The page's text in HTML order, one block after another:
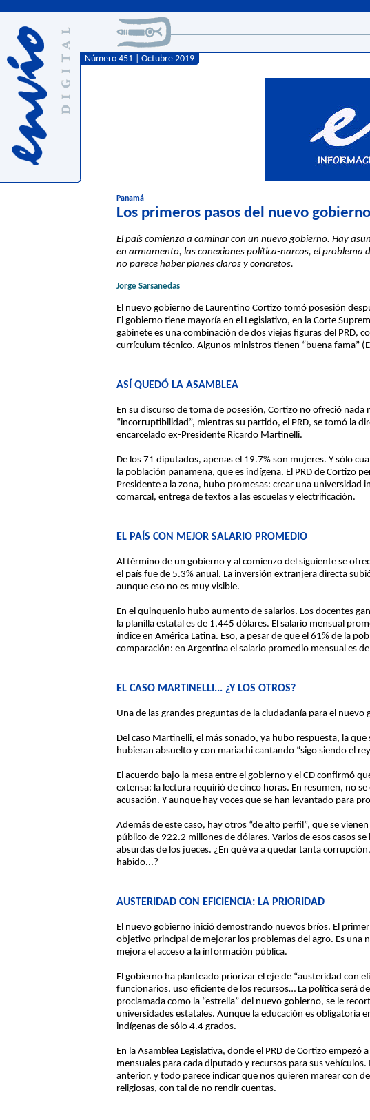
Número 451 | Octubre 2019
Panamá
Los primeros pasos del nuevo gobierno
El país comienza a caminar con un nuevo gobierno. Hay
en armamento, las conexiones política-narcos, el
no parece haber planes claros y concretos.
Jorge Sarsanedas
El nuevo gobierno de Laurentino Cortizo tomó posesión
El gobierno tiene mayoría en el Legislativo, en la Corte
gabinete es una combinación de dos viejas figuras del PRD,
currículum técnico. Algunos ministros tienen “buena fama”
ASÍ QUEDÓ LA ASAMBLEA
En su discurso de toma de posesión, Cortizo no ofreció nada
“incorruptibilidad”, mientras su partido, el PRD, se tomó la
encarcelado ex-Presidente Ricardo Martinelli.
De los 71 diputados, apenas el 19.7% son mujeres. Y sólo
la población panameña, que es indígena. El PRD de Cortizo
Presidente a la zona, hubo promesas: crear una universidad
comarcal, entrega de textos a las escuelas y electrificación.
EL PAÍS CON MEJOR SALARIO PROMEDIO
Al término de un gobierno y al comienzo del siguiente se
el país fue de 5.3% anual. La inversión extranjera directa
aunque eso no es muy visible.
En el quinquenio hubo aumento de salarios. Los docentes
la planilla estatal es de 1,445 dólares. El salario mensual
índice en América Latina. Eso, a pesar de que el 61% de la
comparación: en Argentina el salario promedio mensual es
EL CASO MARTINELLI... ¿Y LOS OTROS?
Una de las grandes preguntas de la ciudadanía para el
Del caso Martinelli, el más sonado, ya hubo respuesta, la
hubieran absuelto y con mariachi cantando “sigo siendo el
El acuerdo bajo la mesa entre el gobierno y el CD confirmó
extensa: la lectura requirió de cinco horas. En resumen, no
acusación. Y aunque hay voces que se han levantado para
Además de este caso, hay otros “de alto perfil”, que se
público de 922.2 millones de dólares. Varios de esos casos
absurdas de los jueces. ¿En qué va a quedar tanta
habido...?
AUSTERIDAD CON EFICIENCIA: LA PRIORIDAD
El nuevo gobierno inició demostrando nuevos bríos. El
objetivo principal de mejorar los problemas del agro. Es una
mejora el acceso a la información pública.
El gobierno ha planteado priorizar el eje de “austeridad con
funcionarios, uso eficiente de los recursos… La política será
proclamada como la “estrella” del nuevo gobierno, se le
universidades estatales. Aunque la educación es obligatoria
indígenas de sólo 4.4 grados.
En la Asamblea Legislativa, donde el PRD de Cortizo
mensuales para cada diputado y recursos para sus
anterior, y todo parece indicar que nos quieren marear con
religiosas, con tal de no rendir cuentas.